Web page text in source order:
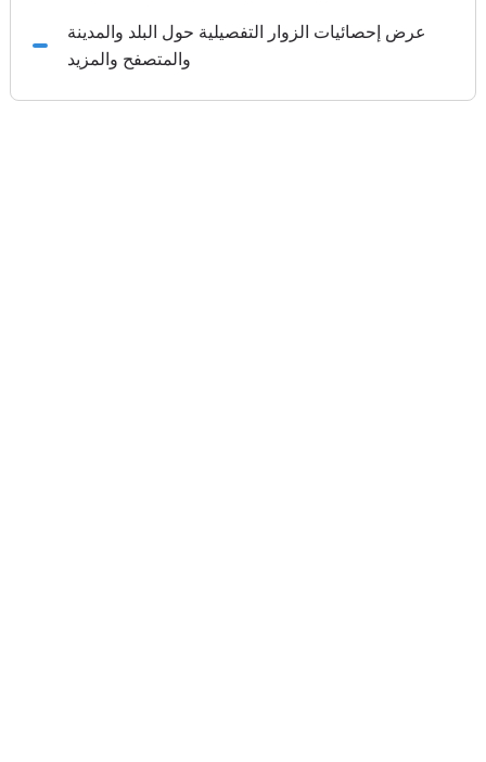
عرض إحصائيات الزوار التفصيلية حول البلد والمدينة
والمتصفح والمزيد